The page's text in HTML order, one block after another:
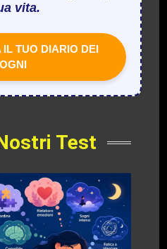
vita.
IL TUO DIARIO DEI
Test